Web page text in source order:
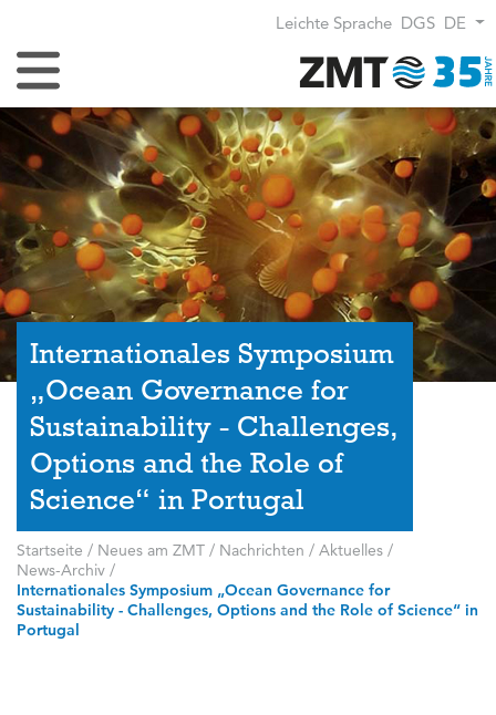
Leichte Sprache DGS DE
Navigation umschalten
Internationales Symposium
„Ocean Governance for
Sustainability - Challenges,
Options and the Role of
Science“ in Portugal
Startseite / Neues am ZMT / Nachrichten / Aktuelles /
News-Archiv /
Internationales Symposium „Ocean Governance for
Sustainability - Challenges, Options and the Role of Science“ in
Portugal